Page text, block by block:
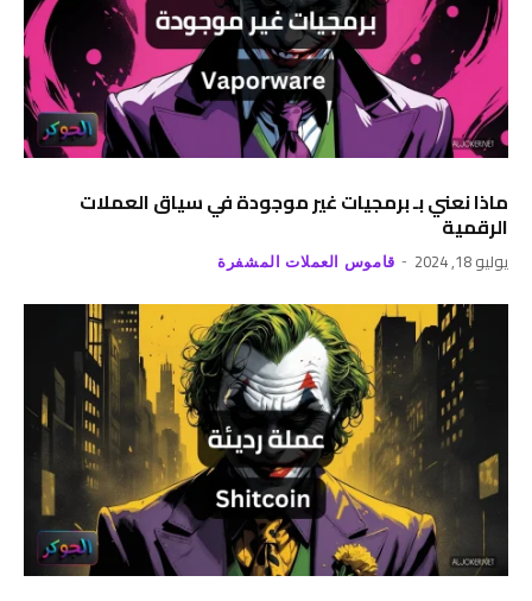
ماذا نعني بـ برمجيات غير موجودة في سياق العملات
الرقمية
يوليو 18, 2024 قاموس العملات المشفرة